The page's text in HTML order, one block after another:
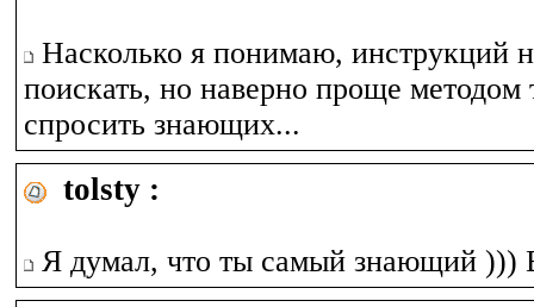
Насколько я понимаю, инструкций
поискать, но наверно проще методом
спросить знающих...
tolsty :
Я думал, что ты самый знающий )))